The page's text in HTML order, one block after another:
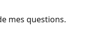
mes questions.